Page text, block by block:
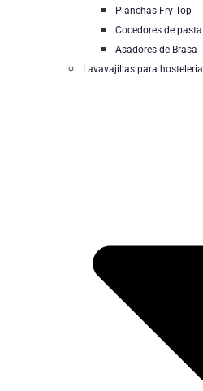
Planchas Fry Top
Cocedores de pasta
Asadores de Brasa
Lavavajillas para hostelería